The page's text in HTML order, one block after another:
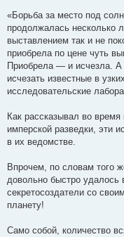
«Борьба за место под
продолжалась несколько
выставлением так и не
приобрела по цене чуть
Приобрела — и исчезла. А
исчезать известные в
исследовательские
Как рассказывал во время
имперской разведки, эти
в их ведомстве.
Впрочем, по словам того
довольно быстро удалось
секретосоздатели со
планету!
Само собой, количество